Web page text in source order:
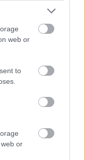
web or
to
or
τόσο στη
φαίνεται
σε
των
και δη τα έσοδα,
3% σε σχέση με